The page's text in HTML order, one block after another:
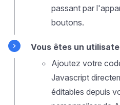
passant par
boutons.
Vous êtes un
Ajoutez votre
Javascript
éditables depuis